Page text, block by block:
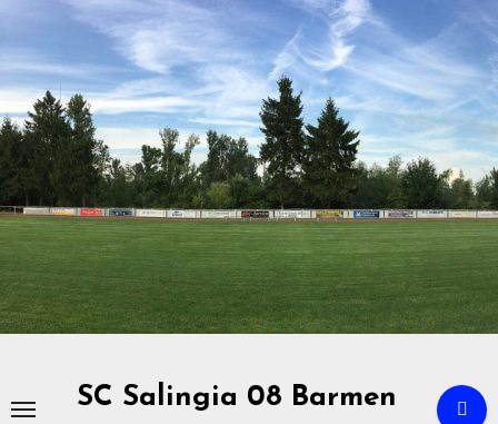
Zu
Inhalten
springen
SC Salingia 08 Barmen